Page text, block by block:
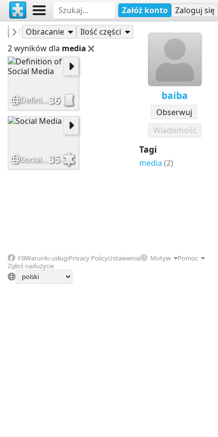
Załóż konto Zaloguj się
baiba
Obserwuj
Wiadomość
Tagi
media (2)
baiba
Puzzle
Obracanie
Ilość części
2 wyników dla media
Definition of Social Media36
Social Media35
FBWarunki usługiPrivacy PolicyUstawienia Motyw
Pomoc
Zgłoś nadużycie